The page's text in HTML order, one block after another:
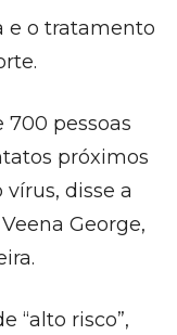
e o tratamento
700 pessoas
próximos
disse a
George,
“alto risco”,